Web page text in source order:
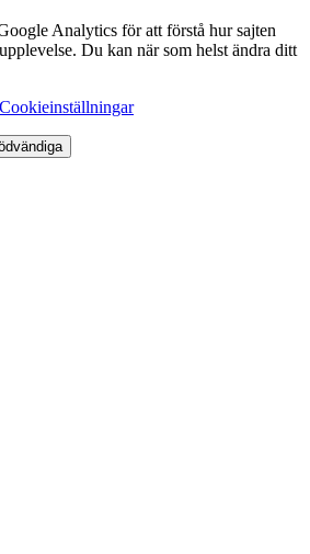
Analytics för att förstå hur sajten
Du kan när som helst ändra ditt
Cookieinställningar